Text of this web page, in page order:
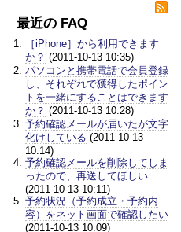
最近の FAQ
［iPhone］から利用できます
か？ (2011-10-13 10:35)
パソコンと携帯電話で会員登録
し、それぞれで獲得したポイン
トを一緒にすることはできます
か？ (2011-10-13 10:28)
予約確認メールが届いたが文字
化けしている (2011-10-13
10:14)
予約確認メールを削除してしま
ったので、再送してほしい
(2011-10-13 10:11)
予約状況（予約成立・予約内
容）をネット画面で確認したい
(2011-10-13 10:09)